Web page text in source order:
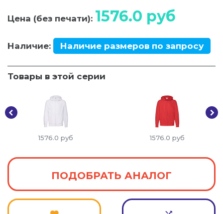
Цена (без печати): 1576.0 руб
Наличие: Наличие размеров по запросу
Товары в этой серии
1576.0 руб 1576.0 руб
ПОДОБРАТЬ АНАЛОГ